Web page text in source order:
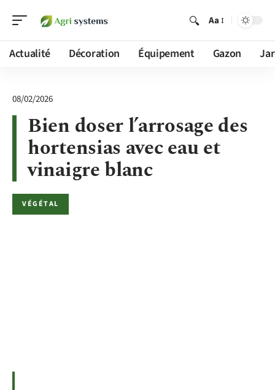
Aa
Actualité Décoration Équipement Gazon
08/02/2026
Bien doser l’arrosage des
hortensias avec eau et
vinaigre blanc
VÉGÉTAL